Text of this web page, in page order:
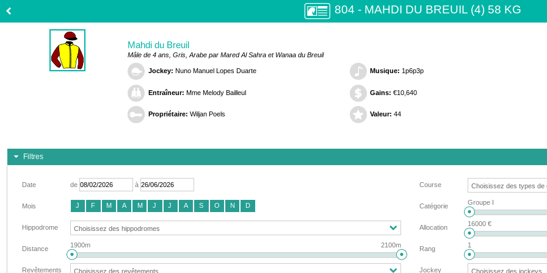
804 - MAHDI DU BREUIL (4) 58 KG
Mahdi du Breuil
Mâle de 4 ans, Gris, Arabe par Mared Al Sahra et Wanaa du Breuil
Jockey: Nuno Manuel Lopes Duarte
Entraîneur: Mme Melody Bailleul
Propriétaire: Wiljan Poels
Musique: 1p6p3p
Gains: €10,640
Valeur: 44
Filtres
Date de à
Mois J F M A M J J A S O N D
Hippodrome
Distance 1900m 2100m
Revêtements
Course
Catégorie Groupe I
Allocation 16000 €
Rang 1
Jockey